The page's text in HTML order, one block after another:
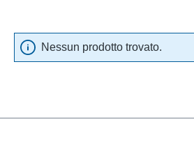
Nessun prodotto trovato.